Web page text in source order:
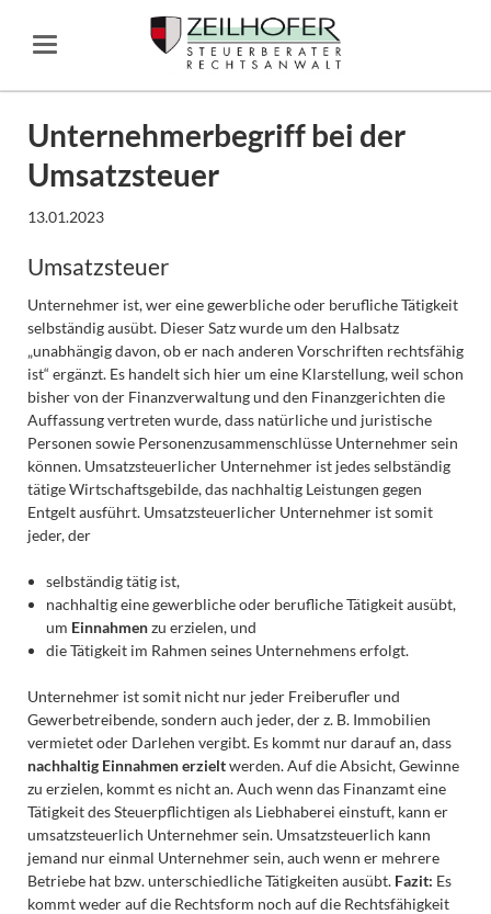
Unternehmerbegriff bei der
Umsatzsteuer
13.01.2023
Umsatzsteuer
Unternehmer ist, wer eine gewerbliche oder berufliche Tätigkeit
selbständig ausübt. Dieser Satz wurde um den Halbsatz
„unabhängig davon, ob er nach anderen Vorschriften rechtsfähig
ist“ ergänzt. Es handelt sich hier um eine Klarstellung, weil schon
bisher von der Finanzverwaltung und den Finanzgerichten die
Auffassung vertreten wurde, dass natürliche und juristische
Personen sowie Personenzusammenschlüsse Unternehmer sein
können. Umsatzsteuerlicher Unternehmer ist jedes selbständig
tätige Wirtschaftsgebilde, das nachhaltig Leistungen gegen
Entgelt ausführt. Umsatzsteuerlicher Unternehmer ist somit
jeder, der
selbständig tätig ist,
nachhaltig eine gewerbliche oder berufliche Tätigkeit ausübt,
um Einnahmenzu erzielen, und
die Tätigkeit im Rahmen seines Unternehmens erfolgt.
Unternehmer ist somit nicht nur jeder Freiberufler und
Gewerbetreibende, sondern auch jeder, der z. B. Immobilien
vermietet oder Darlehen vergibt. Es kommt nur darauf an, dass
nachhaltig Einnahmen erzieltwerden. Auf die Absicht, Gewinne
zu erzielen, kommt es nicht an. Auch wenn das Finanzamt eine
Tätigkeit des Steuerpflichtigen als Liebhaberei einstuft, kann er
umsatzsteuerlich Unternehmer sein. Umsatzsteuerlich kann
jemand nur einmal Unternehmer sein, auch wenn er mehrere
Betriebe hat bzw. unterschiedliche Tätigkeiten ausübt. Fazit: Es
kommt weder auf die Rechtsform noch auf die Rechtsfähigkeit